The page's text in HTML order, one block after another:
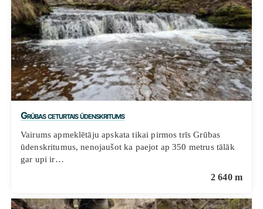
Grūbas ceturtais ūdenskritums
Vairums apmeklētāju apskata tikai pirmos trīs Grūbas
ūdenskritumus, nenojaušot ka paejot ap 350 metrus tālāk
gar upi ir…
2 640 m